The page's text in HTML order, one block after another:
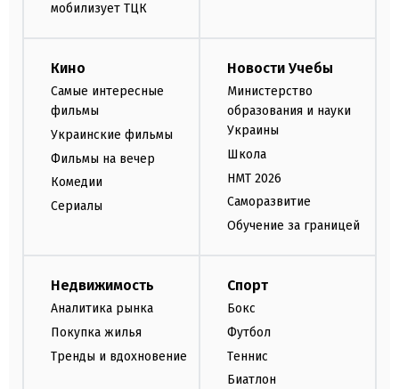
мобилизует ТЦК
Кино
Самые интересные
фильмы
Украинские фильмы
Фильмы на вечер
Комедии
Сериалы
Новости Учебы
Министерство
образования и науки
Украины
Школа
НМТ 2026
Саморазвитие
Обучение за границей
Недвижимость
Аналитика рынка
Покупка жилья
Тренды и вдохновение
Спорт
Бокс
Футбол
Теннис
Биатлон